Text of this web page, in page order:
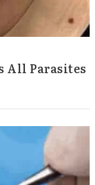
All Parasites